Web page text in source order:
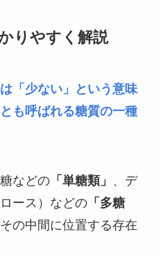
りやすく解説
「少ない」という意味
も呼ばれる糖質の一種
などの「単糖類」 、デ
ース）などの「多糖
の中間に位置する存在